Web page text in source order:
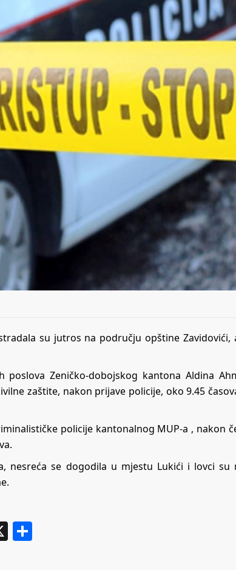
su jutros na području opštine Zavidovići,
poslova Zeničko-dobojskog kantona Aldina
zaštite, nakon prijave policije, oko 9.45
policije kantonalnog MUP-a , nakon
nesreća se dogodila u mjestu Lukići i lovci
X